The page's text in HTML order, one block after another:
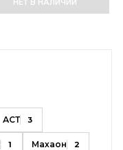
АСТ 3
1 Махаон 2
НЕТ В НАЛИЧИИ